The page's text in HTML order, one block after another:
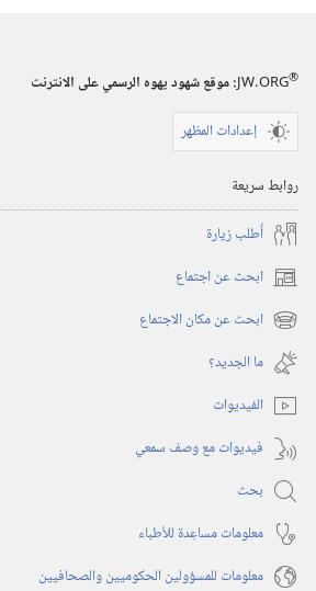
الدراسية)‏
‎٢٠٠٦
JW.ORG®
:‏ موقع شهود يهوه الرسمي على الانترنت
إعدادات المظهر
روابط سريعة
أُطلب زيارة
ابحث عن اجتماع (يفتح
نافذة ابحث عن مكان الاجتماع (يفتح
نافذة
جديدة)
ما الجديد؟‏
الفيديوات
فيديوات مع وصف سمعي
بحث
معلومات مساعِدة للأطباء
معلومات للمسؤولين الحكوميين والصحافيين